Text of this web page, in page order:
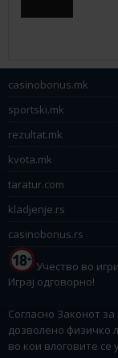
casinobonus.mk
sportski.mk
rezultat.mk
kvota.mk
taratur.com
kladjenje.rs
casinobonus.rs
Учество во
Играј одговорно!
Согласно Законот
дозволено физичко
во кои влоговите се